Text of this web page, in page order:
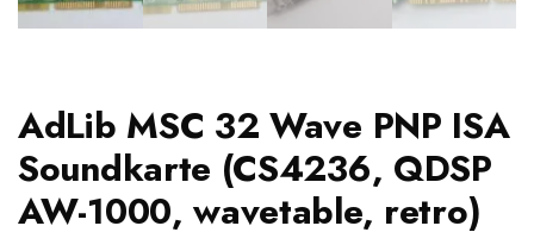
AdLib MSC 32 Wave PNP ISA
Soundkarte (CS4236, QDSP
AW-1000, wavetable, retro)